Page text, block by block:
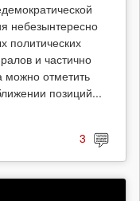
небезынтересно
политических
и частично
можно отметить
позиций...
3